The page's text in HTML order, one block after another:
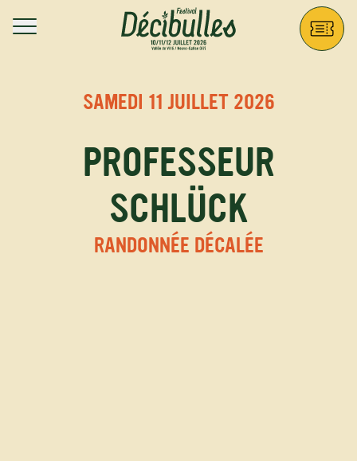
Aller au contenu principal
SAMEDI 11 JUILLET 2026
PROFESSEUR
SCHLÜCK
RANDONNÉE DÉCALÉE